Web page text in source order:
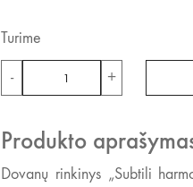
Turime
-
kiekis:
rinkinys
„Subtili
harmonija“
+
Produkto
Dovanų rinkinys „Subtili